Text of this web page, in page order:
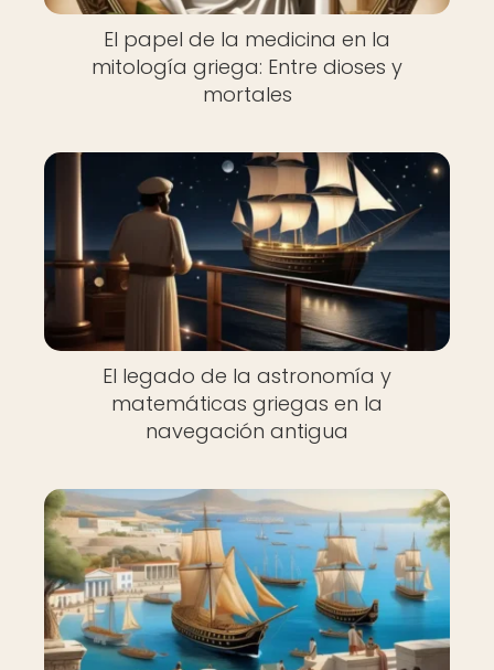
El papel de la medicina en la
mitología griega: Entre dioses y
mortales
El legado de la astronomía y
matemáticas griegas en la
navegación antigua